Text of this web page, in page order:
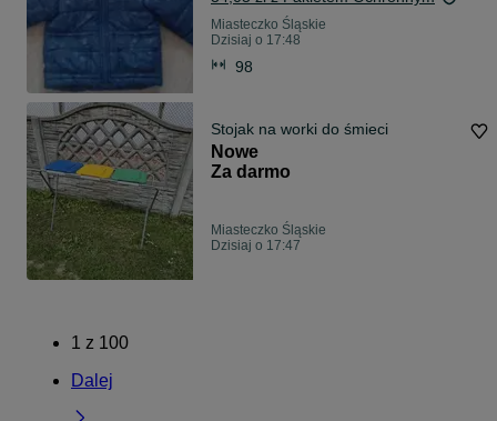
Miasteczko Śląskie
Dzisiaj o 17:48
98
Stojak na worki do śmieci
Nowe
Za darmo
Miasteczko Śląskie
Dzisiaj o 17:47
1 z 100
Dalej